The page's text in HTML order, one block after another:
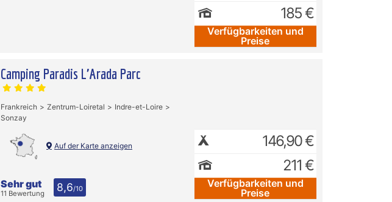
185 €
Verfügbarkeiten und
Preise
Camping Paradis L'Arada Parc
Frankreich Zentrum-Loiretal
Indre-et-Loire
Sonzay
Auf der Karte anzeigen
Sehr gut
11 Bewertung 8,6/10
146,90 €
211 €
Verfügbarkeiten und
Preise